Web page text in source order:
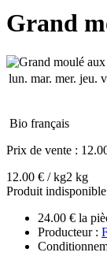
Grand
lun. mar. mer. jeu.
Bio français
Prix de vente :
12.00 € / kg2 kg
Produit indisponible
24.00 € la
Producteur :